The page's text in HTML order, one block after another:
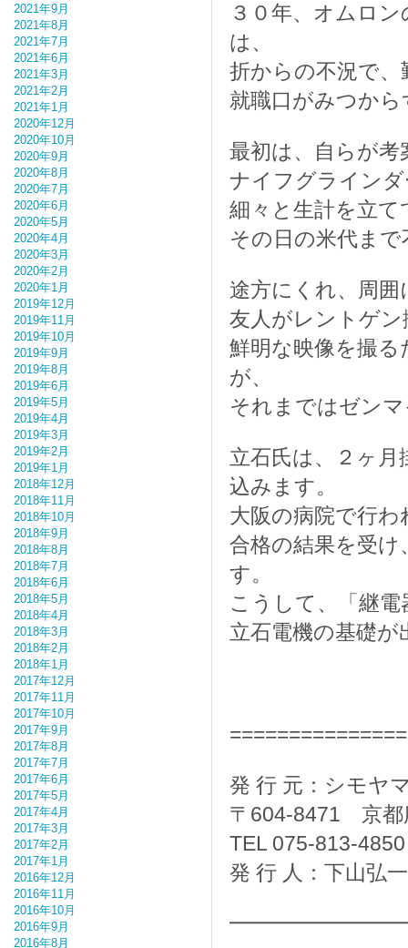
３０年、オムロ
は、
折からの不況で
就職口がみつか
最初は、自らが
ナイフグライン
細々と生計を立
その日の米代ま
途方にくれ、周
友人がレントゲ
鮮明な映像を撮
が、
それまではゼン
立石氏は、２ヶ
込みます。
大阪の病院で行
合格の結果を受
す。
こうして、「継
立石電機の基礎
発 行 元：シモヤ
〒604-8471 京都
TEL 075-813-4850
発 行 人：下山弘一
━━━━━━━━━
2021年9月
2021年8月
2021年7月
2021年6月
2021年3月
2021年2月
2021年1月
2020年12月
2020年10月
2020年9月
2020年8月
2020年7月
2020年6月
2020年5月
2020年4月
2020年3月
2020年2月
2020年1月
2019年12月
2019年11月
2019年10月
2019年9月
2019年8月
2019年6月
2019年5月
2019年4月
2019年3月
2019年2月
2019年1月
2018年12月
2018年11月
2018年10月
2018年9月
2018年8月
2018年7月
2018年6月
2018年5月
2018年4月
2018年3月
2018年2月
2018年1月
2017年12月
2017年11月
2017年10月
2017年9月
2017年8月
2017年7月
2017年6月
2017年5月
2017年4月
2017年3月
2017年2月
2017年1月
2016年12月
2016年11月
2016年10月
2016年9月
2016年8月